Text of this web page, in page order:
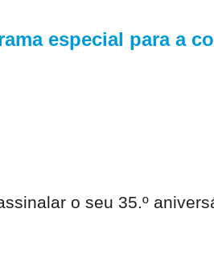
especial para a
o seu 35.º